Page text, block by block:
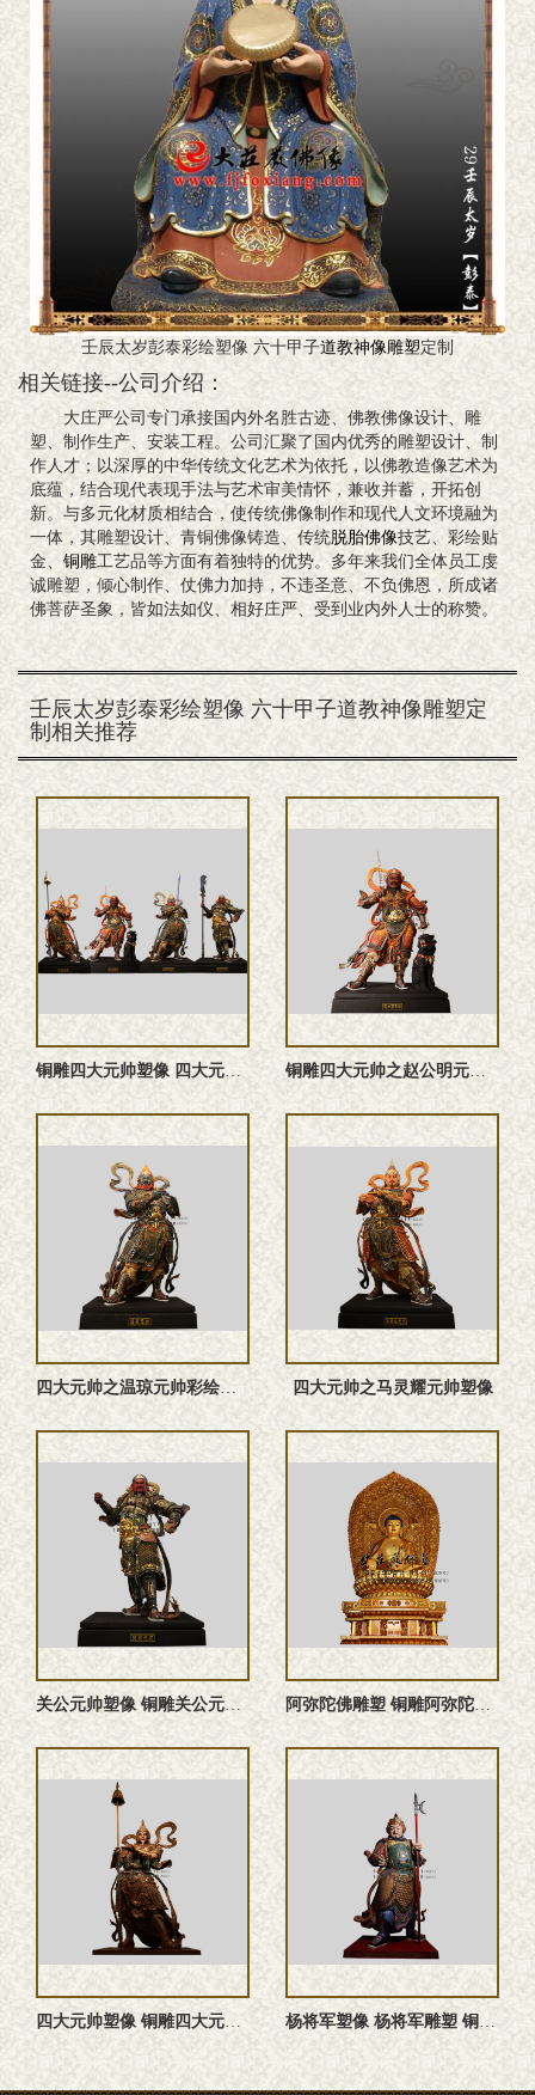
壬辰太岁彭泰彩绘塑像 六十甲子道教神像雕塑定制
相关链接--公司介绍：
大庄严公司专门承接国内外名胜古迹、佛教佛像设计、雕
塑、制作生产、安装工程。公司汇聚了国内优秀的雕塑设计、制
作人才；以深厚的中华传统文化艺术为依托，以佛教造像艺术为
底蕴，结合现代表现手法与艺术审美情怀，兼收并蓄，开拓创
新。与多元化材质相结合，使传统佛像制作和现代人文环境融为
一体，其雕塑设计、青铜佛像铸造、传统脱胎佛像技艺、彩绘贴
金、 铜雕工艺品等方面有着独特的优势。多年来我们全体员工虔
诚雕塑，倾心制作、仗佛力加持，不违圣意、不负佛恩，所成诸
佛菩萨圣象，皆如法如仪、相好庄严、受到业内外人士的称赞。
壬辰太岁彭泰彩绘塑像 六十甲子道教神像雕塑定
制相关推荐
铜雕四大元帅之赵公明元帅塑像
四大元帅之温琼元帅‌彩绘神像 四大元帅之马灵耀元帅塑像
关公元帅塑像 铜雕关公元帅 关公元帅雕塑 关公元帅神像 阿弥陀佛雕塑 铜雕阿弥陀佛塑像
四大元帅塑像 铜雕四大元帅 四大元帅神像 四大元帅雕塑 杨将军塑像 杨将军雕塑 铜雕杨将军塑像 杨将军神像